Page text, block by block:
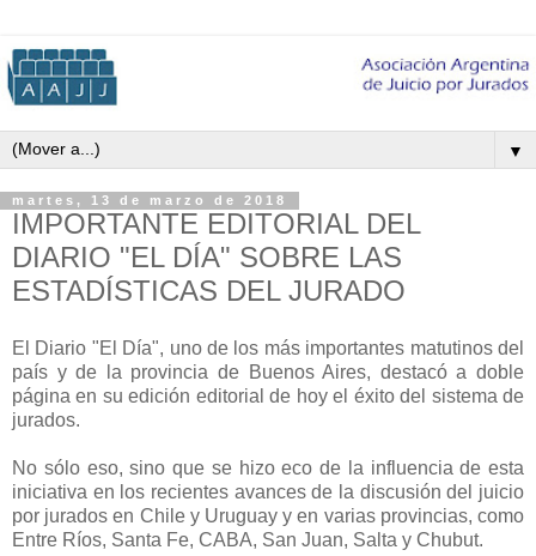
▼
martes, 13 de marzo de 2018
IMPORTANTE EDITORIAL DEL
DIARIO "EL DÍA" SOBRE LAS
ESTADÍSTICAS DEL JURADO
El Diario "El Día", uno de los más importantes matutinos del
país y de la provincia de Buenos Aires, destacó a doble
página en su edición editorial de hoy el éxito del sistema de
jurados.
No sólo eso, sino que se hizo eco de la influencia de esta
iniciativa en los recientes avances de la discusión del juicio
por jurados en Chile y Uruguay y en varias provincias, como
Entre Ríos, Santa Fe, CABA, San Juan, Salta y Chubut.